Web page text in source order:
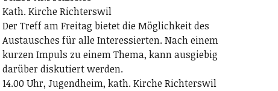
Kath. Kirche Richterswil
Der Treff am Freitag bietet die Möglichkeit des
Austausches für alle Interessierten. Nach einem
kurzen Impuls zu einem Thema, kann ausgiebig
darüber diskutiert werden.
14.00 Uhr, Jugendheim, kath. Kirche Richterswil